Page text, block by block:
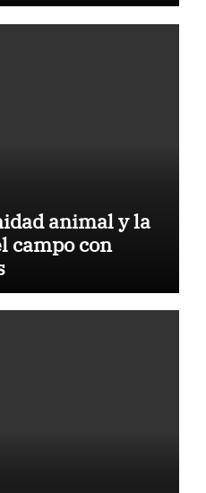
animal y la
campo con